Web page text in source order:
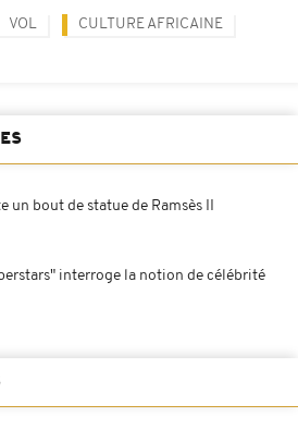
VOL CULTURE AFRICAINE
un bout de statue de Ramsès II
interroge la notion de célébrité